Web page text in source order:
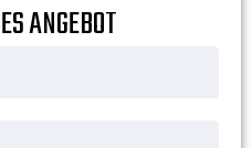
ANGEBOT